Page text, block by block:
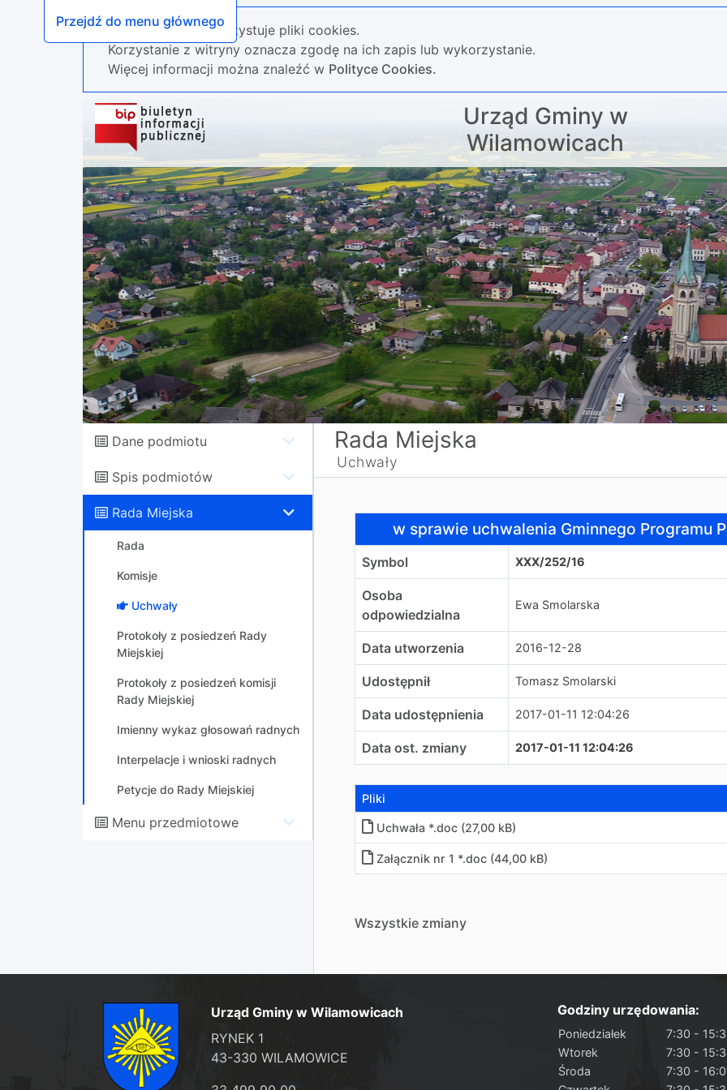
Przejdź do menu głównego
Nasza strona wykorzystuje pliki cookies.
Korzystanie z witryny oznacza zgodę na ich zapis lub wykorzystanie.
Więcej informacji można znaleźć w Polityce Cookies.
Urząd Gminy w
Wilamowicach
Dane podmiotu
Spis podmiotów
Rada Miejska
Rada
Komisje
Uchwały
Protokoły z posiedzeń Rady
Miejskiej
Protokoły z posiedzeń komisji
Rady Miejskiej
Imienny wykaz głosowań radnych
Interpelacje i wnioski radnych
Petycje do Rady Miejskiej
Menu przedmiotowe
Rada Miejska
Uchwały
w sprawie uchwalenia Gminnego Programu
w sprawie uchwalenia Gminnego Programu
Symbol XXX/252/16
Osoba
odpowiedzialna
Ewa Smolarska
Data utworzenia 2016-12-28
Udostępnił Tomasz Smolarski
Data udostępnienia 2017-01-11 12:04:26
Data ost. zmiany 2017-01-11 12:04:26
Pliki
Uchwała *.doc (27,00 kB)
Załącznik nr 1 *.doc (44,00 kB)
Wszystkie zmiany
Urząd Gminy w Wilamowicach
RYNEK 1
43-330 WILAMOWICE
Godziny urzędowania:
Poniedziałek
7:30 -
Wtorek
7:30 -
Środa
7:30 -